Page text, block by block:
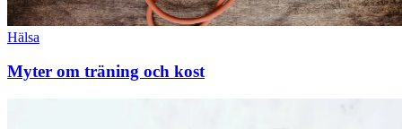
Hälsa
Myter om träning och kost